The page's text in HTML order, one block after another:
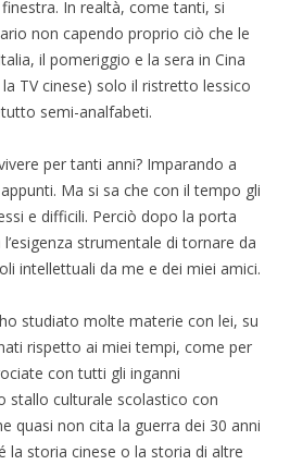
In realtà, come tanti, si
non capendo proprio ciò che le
il pomeriggio e la sera in Cina
TV cinese) solo il ristretto lessico
semi-analfabeti.
per tanti anni? Imparando a
Ma si sa che con il tempo gli
e difficili. Perciò dopo la porta
strumentale di tornare da
intellettuali da me e dei miei amici.
studiato molte materie con lei, su
rispetto ai miei tempi, come per
con tutti gli inganni
stallo culturale scolastico con
quasi non cita la guerra dei 30 anni
la storia cinese o la storia di altre